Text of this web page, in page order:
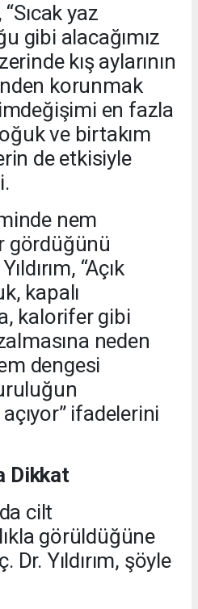
“Sıcak yaz
gibi alacağımız
kış aylarının
korunmak
en fazla
ve birtakım
de etkisiyle
nem
gördüğünü
“Açık
kapalı
kalorifer gibi
neden
dengesi
ifadelerini
Dikkat
cilt
görüldüğüne
Dr. Yıldırım, şöyle